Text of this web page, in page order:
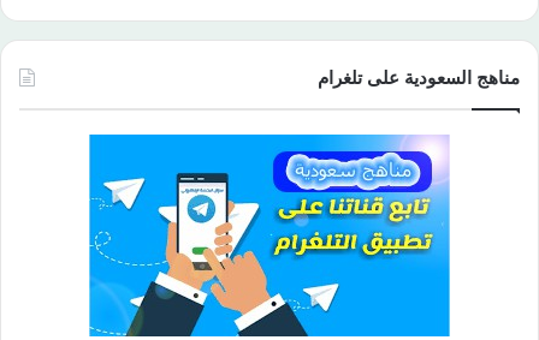
مناهج السعودية على تلغرام